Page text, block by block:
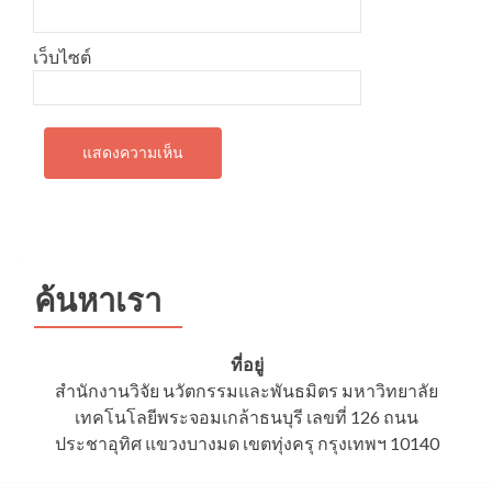
เว็บไซต์
ค้นหาเรา
ที่อยู่
สำนักงานวิจัย นวัตกรรมและพันธมิตร มหาวิทยาลัย
เทคโนโลยีพระจอมเกล้าธนบุรี เลขที่ 126 ถนน
ประชาอุทิศ แขวงบางมด เขตทุ่งครุ กรุงเทพฯ 10140